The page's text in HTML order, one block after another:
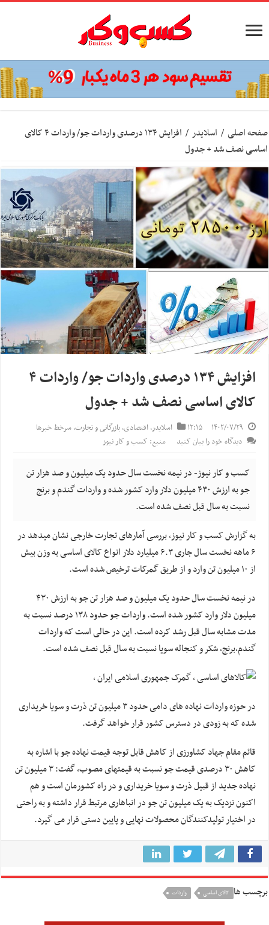
صفحه اصلی / اسلایدر /
افزایش ۱۳۴ درصدی واردات جو/ واردات ۴ کالای
اساسی نصف شد + جدول
افزایش ۱۳۴ درصدی واردات جو/ واردات ۴
کالای اساسی نصف شد + جدول
۱۴۰۲/۰۷/۲۹ ۱۲:۱۵ اسلایدر,اقتصادی,بازرگانی و تجارت,سرخط خبرها
دیدگاه خود را بیان کنید
منبع: کسب و کار نیوز
کسب و کار نیوز- در نیمه نخست سال حدود یک میلیون و صد هزار تن
جو به ارزش ۴۳۰ میلیون دلار وارد کشور شده و واردات گندم و برنج
نسبت به سال قبل نصف شده است.
به گزارش کسب و کار نیوز، بررسی آمارهای تجارت خارجی نشان میدهد در
۶ ماهه نخست سال جاری ۶.۳ میلیارد دلار انواع کالای اساسی به وزن بیش
از ۱۰ میلیون تن وارد و از طریق گمرکات ترخیص شده است.
میلیون دلار وارد کشور شده است. واردات جو حدود ۱۳۸ درصد نسبت به
مدت مشابه سال قبل رشد کرده است. این در حالی است که واردات
گندم،برنج، شکر و کنجاله سویا نسبت به سال قبل نصف شده است.
در حوزه واردات نهاده های دامی حدود ۳ میلیون تن ذرت و سویا خریداری
شده که به زودی در دسترس کشور قرار خواهد گرفت.
قائم مقام جهاد کشاورزی از کاهش قابل توجه قیمت نهاده جو با اشاره به
کاهش ۳۰ درصدی قیمت جو نسبت به قیمتهای مصوب، گفت: ۳ میلیون تن
نهاده جدید از قبیل ذرت و سویا خریداری و در راه کشورمان است و هم
اکنون نزدیک به یک میلیون تن جو در انباهاری مرتبط قرار داشته و به راحتی
در اختیار تولیدکنندگان محصولات نهایی و پایین دستی قرار می گیرد.
برچسب ها کالای اساسی واردات